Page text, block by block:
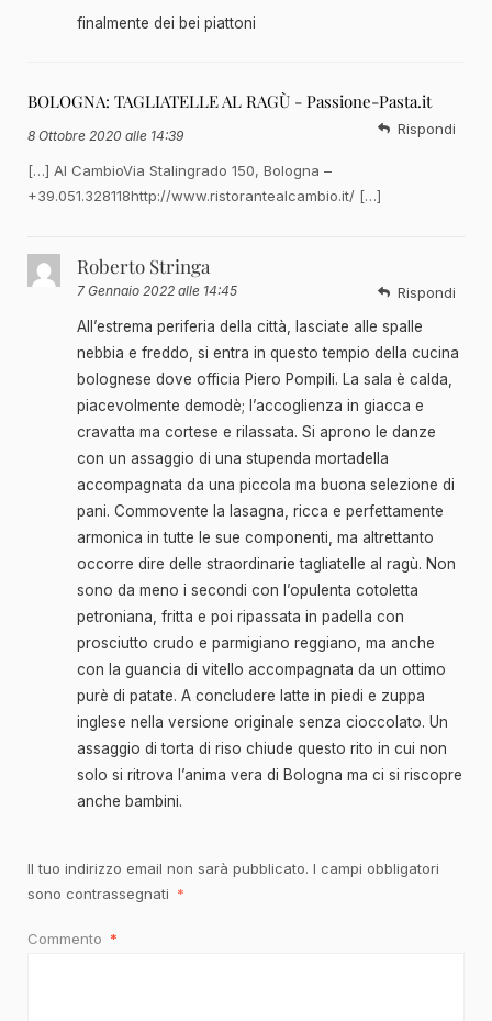
finalmente dei bei piattoni
BOLOGNA: TAGLIATELLE AL RAGÙ - Passione-Pasta.it
8 Ottobre 2020 alle 14:39
[…] Al CambioVia Stalingrado 150, Bologna –
+39.051.328118http://www.ristorantealcambio.it/ […]
Rispondi
Roberto Stringa
7 Gennaio 2022 alle 14:45
All’estrema periferia della città, lasciate alle spalle
nebbia e freddo, si entra in questo tempio della cucina
bolognese dove officia Piero Pompili. La sala è calda,
piacevolmente demodè; l’accoglienza in giacca e
cravatta ma cortese e rilassata. Si aprono le danze
con un assaggio di una stupenda mortadella
accompagnata da una piccola ma buona selezione di
pani. Commovente la lasagna, ricca e perfettamente
armonica in tutte le sue componenti, ma altrettanto
occorre dire delle straordinarie tagliatelle al ragù. Non
sono da meno i secondi con l’opulenta cotoletta
petroniana, fritta e poi ripassata in padella con
prosciutto crudo e parmigiano reggiano, ma anche
con la guancia di vitello accompagnata da un ottimo
purè di patate. A concludere latte in piedi e zuppa
inglese nella versione originale senza cioccolato. Un
assaggio di torta di riso chiude questo rito in cui non
solo si ritrova l’anima vera di Bologna ma ci si riscopre
anche bambini.
Rispondi
Il tuo indirizzo email non sarà pubblicato. I campi obbligatori
sono contrassegnati *
Commento *